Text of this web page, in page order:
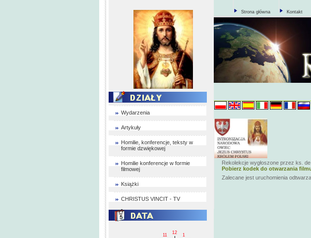
Wydarzenia
Artykuły
Homilie, konferencje, teksty w
formie dzwiękowej
Homilie konferencje w formie
filmowej
Książki
CHRISTUS VINCIT - TV
1
11
12
Strona główna Kontakt
Rekolekcje wygłoszone przez ks.
Pobierz kodek do otwarzania
Zalecane jest uruchomienia